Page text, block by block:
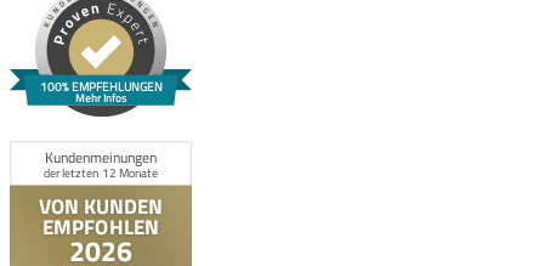
100% EMPFEHLUNGEN
Mehr Infos